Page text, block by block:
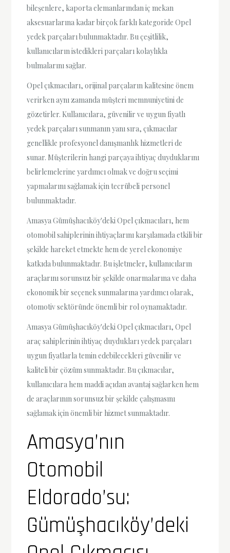
bileşenlere, kaporta elemanlarından iç mekan
aksesuarlarına kadar birçok farklı kategoride Opel
yedek parçaları bulunmaktadır. Bu çeşitlilik,
kullanıcıların istedikleri parçaları kolaylıkla
bulmalarını sağlar.
Opel çıkmacıları, orijinal parçaların kalitesine önem
verirken aynı zamanda müşteri memnuniyetini de
gözetirler. Kullanıcılara, güvenilir ve uygun fiyatlı
yedek parçaları sunmanın yanı sıra, çıkmacılar
genellikle profesyonel danışmanlık hizmetleri de
sunar. Müşterilerin hangi parçaya ihtiyaç duyduklarını
belirlemelerine yardımcı olmak ve doğru seçimi
yapmalarını sağlamak için tecrübeli personel
bulunmaktadır.
Amasya Gümüşhacıköy'deki Opel çıkmacıları, hem
otomobil sahiplerinin ihtiyaçlarını karşılamada etkili bir
şekilde hareket etmekte hem de yerel ekonomiye
katkıda bulunmaktadır. Bu işletmeler, kullanıcıların
araçlarını sorunsuz bir şekilde onarmalarına ve daha
ekonomik bir seçenek sunmalarına yardımcı olarak,
otomotiv sektöründe önemli bir rol oynamaktadır.
Amasya Gümüşhacıköy'deki Opel çıkmacıları, Opel
araç sahiplerinin ihtiyaç duydukları yedek parçaları
uygun fiyatlarla temin edebilecekleri güvenilir ve
kaliteli bir çözüm sunmaktadır. Bu çıkmacılar,
kullanıcılara hem maddi açıdan avantaj sağlarken hem
de araçlarının sorunsuz bir şekilde çalışmasını
sağlamak için önemli bir hizmet sunmaktadır.
Amasya’nın
Otomobil
Eldorado’su:
Gümüşhacıköy’deki